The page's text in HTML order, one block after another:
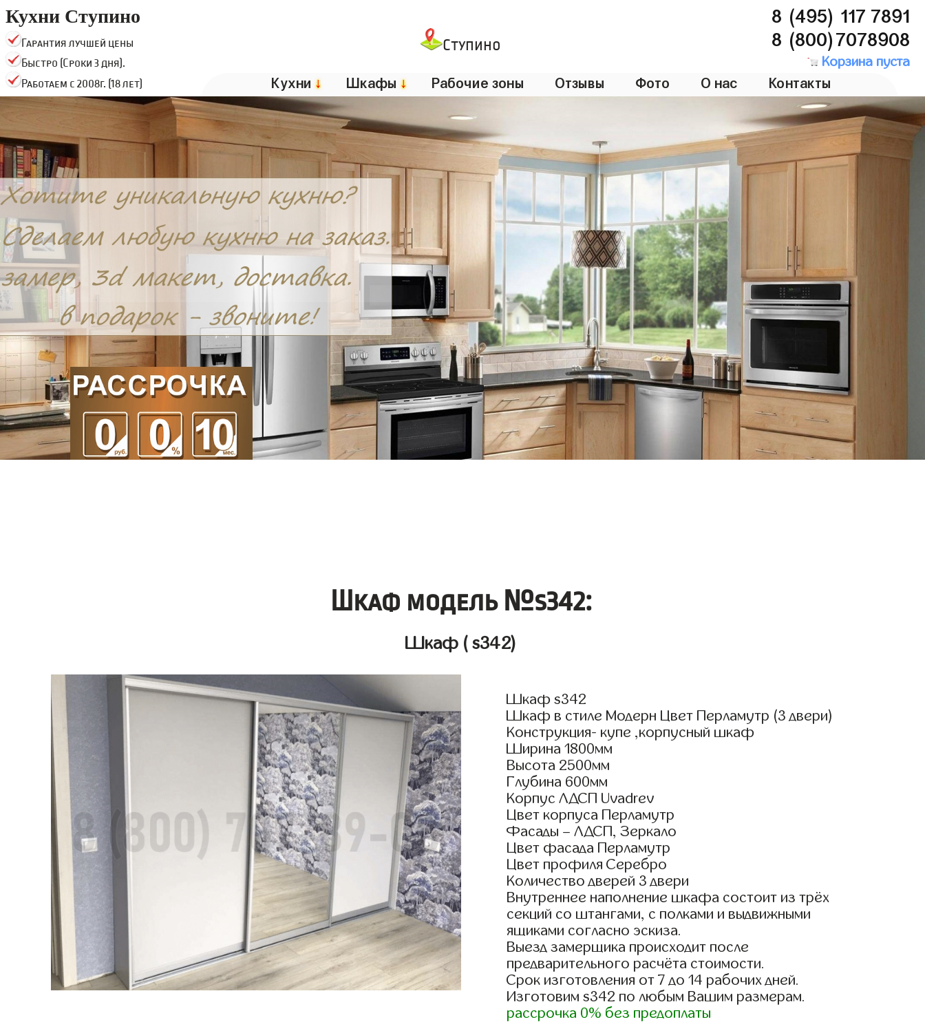
Кухни Ступино
Гарантия лучшей цены
Быстро (Сроки 3 дня).
Работаем с 2008г. (18 лет)
Ступино
8 (495) 117 7891
8 (800)7078908
Корзина пуста
Кухни ↓ Шкафы ↓ Рабочие зоны Отзывы Фото О нас Контакты
Шкаф модель №s342:
Шкаф ( s342)
Шкаф s342
Шкаф в стиле Модерн Цвет Перламутр (3 двери)
Конструкция- купе ,корпусный шкаф
Ширина 1800мм
Высота 2500мм
Глубина 600мм
Корпус ЛДСП Uvadrev
Цвет корпуса Перламутр
Фасады – ЛДСП, Зеркало
Цвет фасада Перламутр
Цвет профиля Серебро
Количество дверей 3 двери
Внутреннее наполнение шкафа состоит из трёх
секций со штангами, с полками и выдвижными
ящиками согласно эскиза.
Выезд замерщика происходит после
предварительного расчёта стоимости.
Срок изготовления от 7 до 14 рабочих дней.
Изготовим s342 по любым Вашим размерам.
рассрочка 0% без предоплаты